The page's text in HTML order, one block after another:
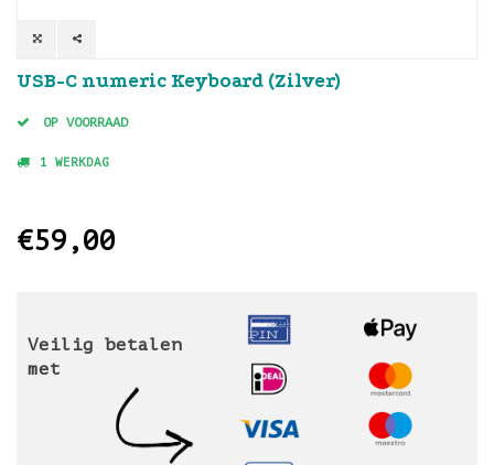
USB-C numeric Keyboard (Zilver)
OP VOORRAAD
1 WERKDAG
€59,00
Veilig betalen
met